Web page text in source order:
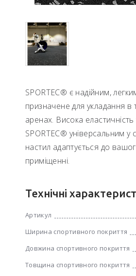
SPORTEC® є надійним,
призначене для укладання в
аренах. Висока
SPORTEC® універсальним у
настил адаптується до
приміщенні.
Технічні
Артикул
Ширина спортивного покриття
Довжина спортивного покриття
Товщина спортивного покриття